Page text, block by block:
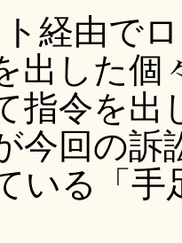
経由で
出した個
指令を
今回の訴
いる「